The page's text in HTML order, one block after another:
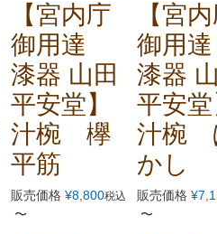
【宮内庁
御用達
漆器 山田
平安堂】
汁椀 欅
平筋
販売価格 ¥8,800税込
〜
【宮
御用
漆器
平安
汁椀
かし
販売価格 ¥
〜